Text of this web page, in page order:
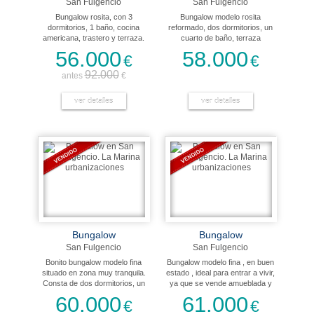
San Fulgencio
Bungalow rosita, con 3
dormitorios, 1 baño, cocina
americana, trastero y terraza.
La casa está situada cerca de
los centros comerciales.
56.000€
antes92.000€
ver detalles
San Fulgencio
Bungalow modelo rosita
reformado, dos dormitorios, un
cuarto de baño, terraza
trasera. Zona muy céntrica en la
urbanización, junto a todos los
58.000€
ver detalles
Bungalow
San Fulgencio
Bonito bungalow modelo fina
situado en zona muy tranquila.
Consta de dos dormitorios, un
comedor y cocina abierta. Se
60.000€
Bungalow
San Fulgencio
Bungalow modelo fina , en buen
estado , ideal para entrar a vivir,
ya que se vende amueblada y
una amplia terraza con toldos y
61.000€